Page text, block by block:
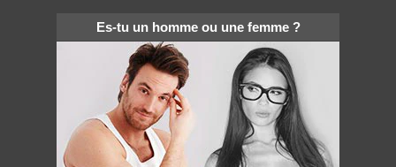
Es-tu un homme ou une femme ?